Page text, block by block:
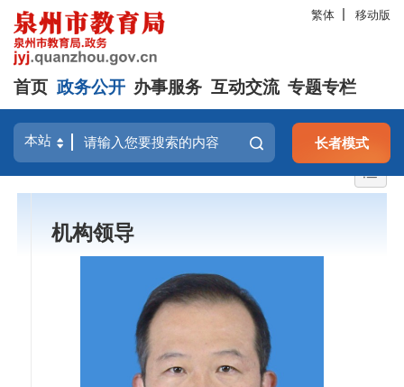
繁体 移动版
首页 政务公开 办事服务 互动交流 专题专栏
长者模式
机构领导